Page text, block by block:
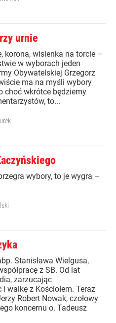
urnie
korona, wisienka na torcie –
w wyborach jeden
Obywatelskiej Grzegorz
ma na myśli wybory
choć wkrótce będziemy
to...
wybory, to je wygra –
Stanisława Wielgusa,
z SB. Od lat
zarzucając
walkę z Kościołem. Teraz
Robert Nowak, czołowy
koncernu o. Tadeusz